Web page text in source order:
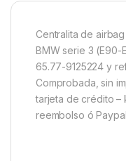
Centralita de
BMW serie 3 (E90-
65.77-9125224 y
Comprobada, sin
tarjeta de crédito –
reembolso ó